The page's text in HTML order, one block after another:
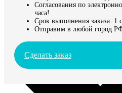
Согласования по
часа!
Срок выполнения заказа: 1
Отправим в любой город
Сделать заказ